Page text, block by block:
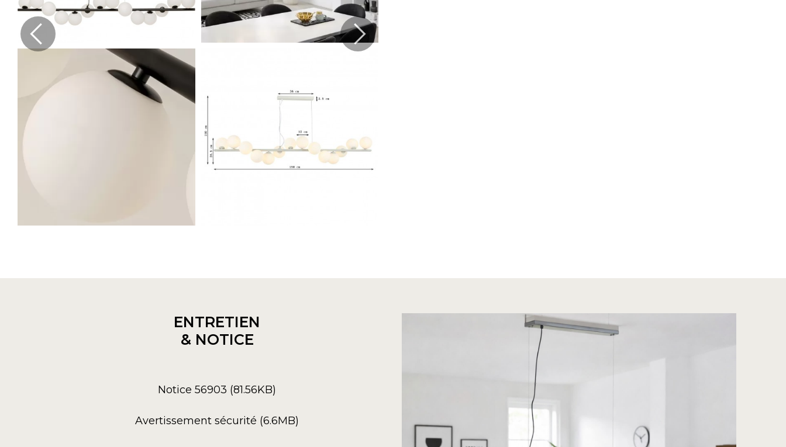
ENTRETIEN
& NOTICE
Notice 56903 (81.56KB)
Avertissement sécurité (6.6MB)